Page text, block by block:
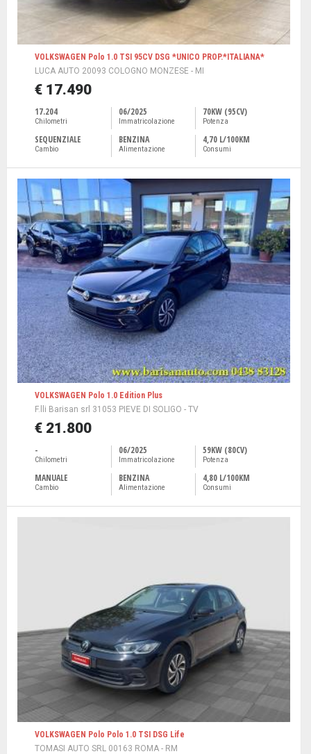
VOLKSWAGEN Polo 1.0 TSI 95CV DSG *UNICO PROP.*ITALIANA*
LUCA AUTO 20093 COLOGNO MONZESE - MI
€ 17.490
17.204
Chilometri
06/2025
Immatricolazione
70KW (95CV)
Potenza
SEQUENZIALE
Cambio
BENZINA
Alimentazione
4,70 L/100KM
Consumi
VOLKSWAGEN Polo 1.0 Edition Plus
F.lli Barisan srl 31053 PIEVE DI SOLIGO - TV
€ 21.800
-
Chilometri
06/2025
Immatricolazione
59KW (80CV)
Potenza
MANUALE
Cambio
BENZINA
Alimentazione
4,80 L/100KM
Consumi
VOLKSWAGEN Polo Polo 1.0 TSI DSG Life
TOMASI AUTO SRL 00163 ROMA - RM